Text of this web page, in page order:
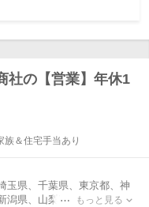
社の【営業】年休1
＆住宅手当あり
玉県、千葉県、東京都、神
潟県、山梨県、長野県、静
もっと見る